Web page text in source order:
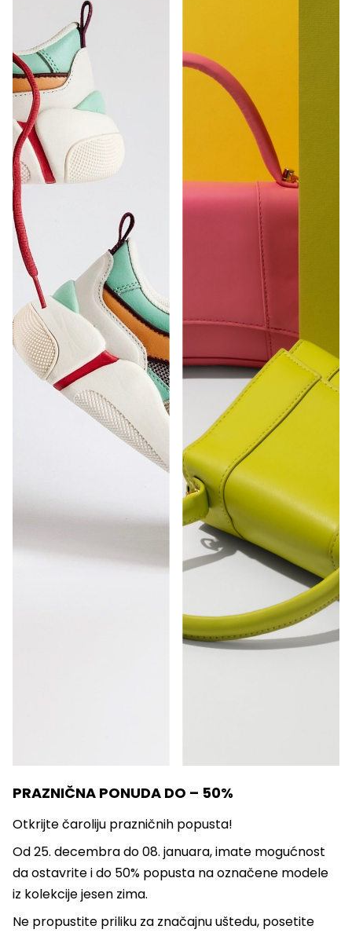
PRAZNIČNA PONUDA DO – 50%
Otkrijte čaroliju prazničnih popusta!
Od 25. decembra do 08. januara, imate mogućnost
da ostavrite i do 50% popusta na označene modele
iz kolekcije jesen zima.
Ne propustite priliku za značajnu uštedu, posetite